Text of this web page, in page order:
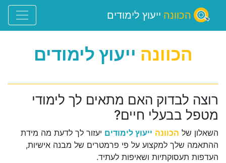
הכוונה ייעוץ לימודים
הכוונה ייעוץ לימודים
רוצה לבדוק האם מתאים לך לימודי
מטפל בבעלי חיים?
השאלון של הכוונה ייעוץ לימודים יעזור לך לדעת מה מידת
ההתאמה שלך למקצוע על פי פרמטרים של מבנה אישיות,
העדפות תעסוקתיות ושאיפות לעתיד.